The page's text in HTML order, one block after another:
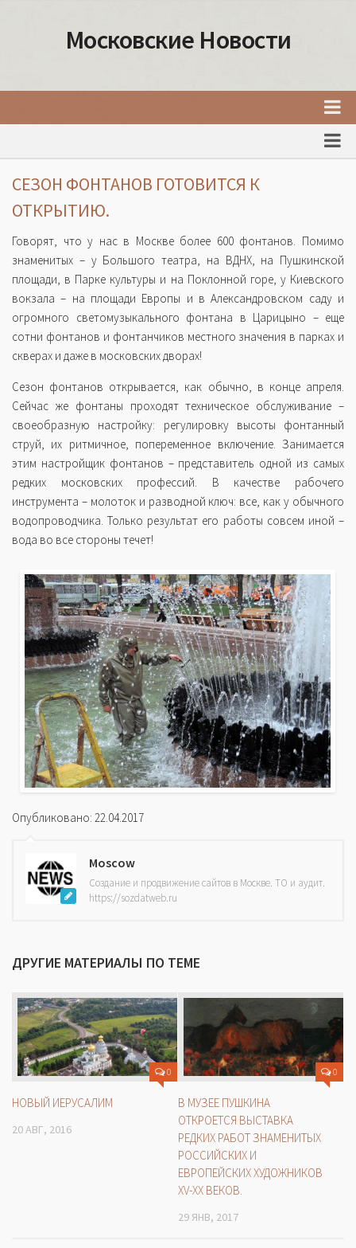
Московские Новости
Факты о Москве
Москва
Товары и услуги Москвы
СЕЗОН ФОНТАНОВ ГОТОВИТСЯ К
ОТКРЫТИЮ.
Говорят, что у нас в Москве более 600 фонтанов. Помимо
знаменитых – у Большого театра, на ВДНХ, на Пушкинской
площади, в Парке культуры и на Поклонной горе, у Киевского
вокзала – на площади Европы и в Александровском саду и
огромного светомузыкального фонтана в Царицыно – еще
сотни фонтанов и фонтанчиков местного значения в парках и
скверах и даже в московских дворах!
Сезон фонтанов открывается, как обычно, в конце апреля.
Сейчас же фонтаны проходят техническое обслуживание –
своеобразную настройку: регулировку высоты фонтанный
струй, их ритмичное, попеременное включение. Занимается
этим настройщик фонтанов – представитель одной из самых
редких московских профессий. В качестве рабочего
инструмента – молоток и разводной ключ: все, как у обычного
водопроводчика. Только результат его работы совсем иной –
вода во все стороны течет!
Опубликовано: 22.04.2017
Moscow
Создание и продвижение сайтов в Москве. ТО и аудит.
https://sozdatweb.ru
ДРУГИЕ МАТЕРИАЛЫ ПО ТЕМЕ
0
НОВЫЙ ИЕРУСАЛИМ
20 АВГ, 2016
0
В МУЗЕЕ ПУШКИНА
ОТКРОЕТСЯ ВЫСТАВКА
РЕДКИХ РАБОТ ЗНАМЕНИТЫХ
РОССИЙСКИХ И
ЕВРОПЕЙСКИХ ХУДОЖНИКОВ
XV-ХХ ВЕКОВ.
29 ЯНВ, 2017